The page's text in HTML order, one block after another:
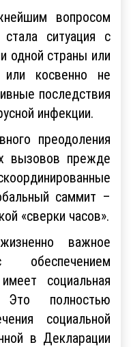
вопросом
ситуация с
одной страны или
косвенно не
последствия
инфекции.
преодоления
вызовов прежде
саммит –
«сверки часов».
важное
социальная
Это полностью
социальной
в Декларации